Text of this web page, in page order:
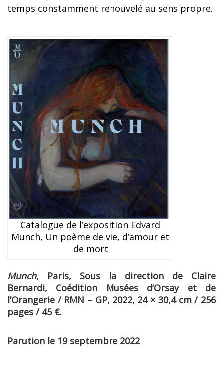
temps constamment renouvelé au sens propre.
Catalogue de l’exposition Edvard
Munch, Un poème de vie, d’amour et
de mort
Munch, Paris, Sous la direction de Claire
Bernardi, Coédition Musées d’Orsay et de
l’Orangerie / RMN – GP, 2022, 24 × 30,4 cm / 256
pages / 45 €.
Parution le 19 septembre 2022